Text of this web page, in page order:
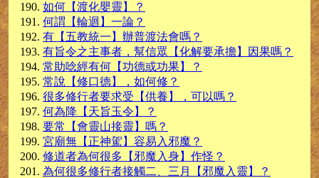
如何【渡化嬰靈】？
何謂【輪迴】一論？
有【五教統一】辦普渡法會嗎？
有旨令之主事者，幫信眾【化解要承擔】因果嗎？
常助唸經有何【功德或功果】？
常說【修口德】，如何修？
很多修行者要求受【供養】，可以嗎？
何為降【天旨玉令】？
要常【會靈山接靈】嗎？
宮廟無【正神駕】容易入邪魔？
修道者為何很多【邪魔入身】作怪？
為何很多修行者接觸二、三月【邪魔入靈】？